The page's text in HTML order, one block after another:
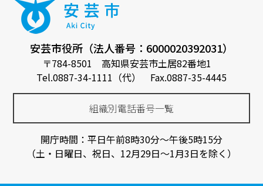
安芸市役所（法人番号：6000020392031）
〒784-8501 高知県安芸市土居82番地1
Tel.0887-34-1111（代） Fax.0887-35-4445
組織別電話番号一覧
開庁時間：平日午前8時30分～午後5時15分
（土・日曜日、祝日、12月29日～1月3日を除く）